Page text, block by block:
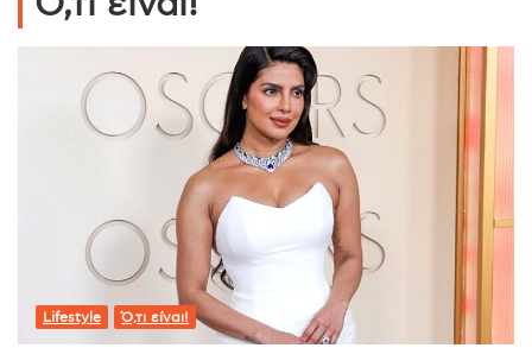
Lifestyle Ό,τι είναι!